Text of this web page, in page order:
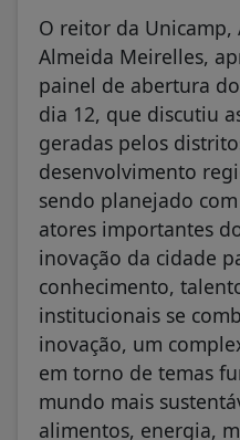
O reitor da Unicamp,
Almeida Meirelles,
painel de abertura do
dia 12, que discutiu
geradas pelos
desenvolvimento
sendo planejado
atores importantes
inovação da cidade
conhecimento,
institucionais se
inovação, um
em torno de temas
mundo mais
alimentos, energia,